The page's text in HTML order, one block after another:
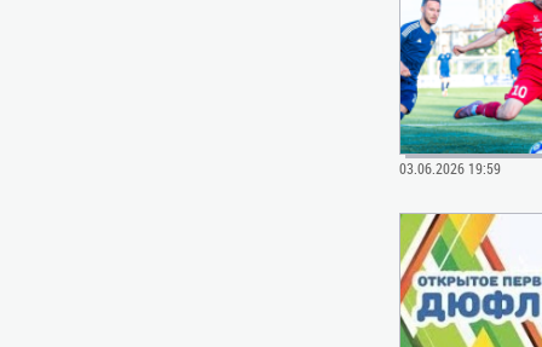
03.06.2026 19:59